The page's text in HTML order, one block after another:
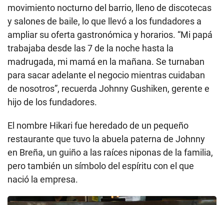
movimiento nocturno del barrio, lleno de discotecas
y salones de baile, lo que llevó a los fundadores a
ampliar su oferta gastronómica y horarios. “Mi papá
trabajaba desde las 7 de la noche hasta la
madrugada, mi mamá en la mañana. Se turnaban
para sacar adelante el negocio mientras cuidaban
de nosotros”, recuerda Johnny Gushiken, gerente e
hijo de los fundadores.
El nombre Hikari fue heredado de un pequeño
restaurante que tuvo la abuela paterna de Johnny
en Breña, un guiño a las raíces niponas de la familia,
pero también un símbolo del espíritu con el que
nació la empresa.